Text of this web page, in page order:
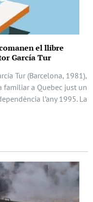
el llibre
García Tur
Tur (Barcelona, 1981),
familiar a Quebec just un
l’any 1995. La